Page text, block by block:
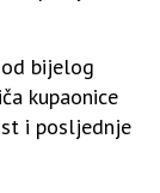
bijelog
kupaonice
i posljednje